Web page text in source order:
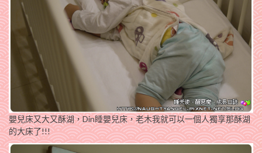
嬰兒床又大又酥湖，Din睡嬰兒床，老木我就可以一個人獨享那酥湖
的大床了!!!